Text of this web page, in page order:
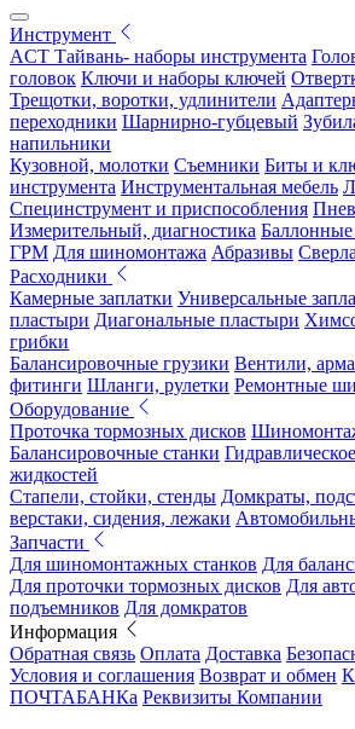
Инструмент
ACT Тайвань- наборы инструмента
головок Ключи и наборы ключей
Трещотки, воротки, удлинители
переходники Шарнирно-губцевый
напильники
Кузовной, молотки Съемники Биты и
инструмента Инструментальная мебель
Специнструмент и приспособления
Измерительный, диагностика
ГРМ Для шиномонтажа Абразивы
Расходники
Камерные заплатки Универсальные
пластыри Диагональные пластыри
грибки
Балансировочные грузики Вентили,
фитинги Шланги, рулетки Ремонтные
Оборудование
Проточка тормозных дисков
Балансировочные станки Гидравлическое
жидкостей
Стапели, стойки, стенды Домкраты,
верстаки, сидения, лежаки
Запчасти
Для шиномонтажных станков Для
Для проточки тормозных дисков Для
подъемников Для домкратов
Информация
Обратная связь Оплата Доставка
Условия и соглашения Возврат и обмен
ПОЧТАБАНКа Реквизиты Компании